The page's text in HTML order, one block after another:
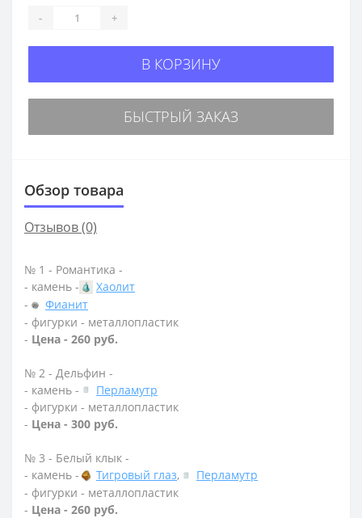
- +
В КОРЗИНУ
БЫСТРЫЙ ЗАКАЗ
Обзор товара
Отзывов (0)
№ 1 - Романтика -
- камень -
Хаолит
-
Фианит
- фигурки - металлопластик
- Цена - 260 руб.
№ 2 - Дельфин -
- камень -
Перламутр
- фигурки - металлопластик
- Цена - 300 руб.
№ 3 - Белый клык -
- камень -
Тигровый глаз,
Перламутр
- фигурки - металлопластик
- Цена - 260 руб.